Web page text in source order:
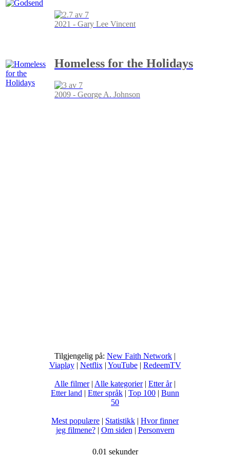
2021 - Gary Lee Vincent
Homeless for the Holidays
2009 - George A. Johnson
Tilgjengelig på: New Faith Network |
Viaplay| Netflix| YouTube| RedeemTV
Alle filmer| Alle kategorier| Etter år|
Etter land | Etter språk | Top 100 | Bunn
50
Mest populære | Statistikk | Hvor finner
jeg filmene?| Om siden | Personvern
0.01 sekunder